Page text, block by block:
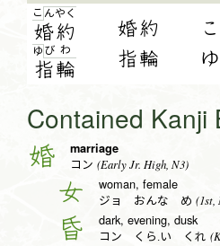
こ ん
婚
や く
約
ゆ び
指
わ
輪
婚約
指輪
Contained Kanji
婚 marriage
コン (Early Jr. High, N3)
女 woman, female
ジョ おんな め (1st,
昏 dark, evening, dusk
コン くら.い くれ